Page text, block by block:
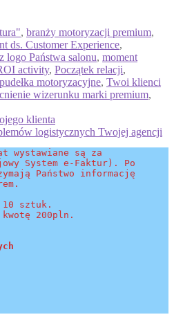
, branży motoryzacji premium,
ds. Customer Experience,
logo Państwa salonu, moment
activity, Początek relacji,
pudełka motoryzacyjne, Twoi klienci
wizerunku marki premium,
klienta
logistycznych Twojej agencji
wystawiane są za
System e-Faktur). Po
Państwo informację
10 sztuk.
200pln.